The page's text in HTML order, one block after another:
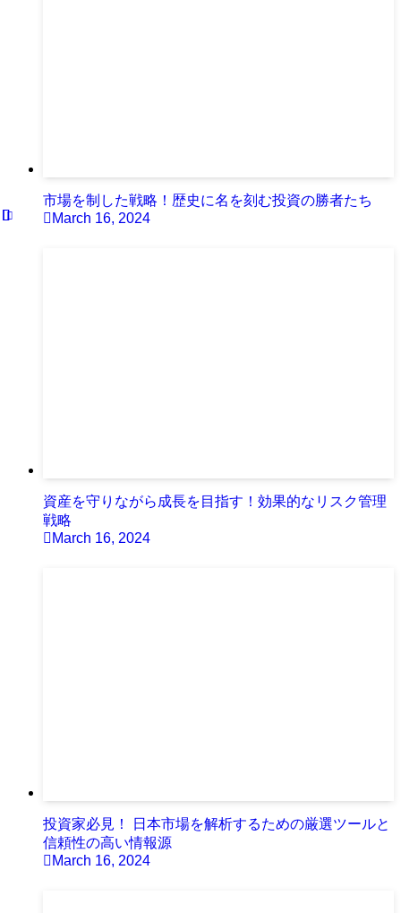
市場を制した戦略！歴史に名を刻む投資の勝者たち
March 16, 2024
資産を守りながら成長を目指す！効果的なリスク管理
戦略
March 16, 2024
投資家必見！ 日本市場を解析するための厳選ツールと
信頼性の高い情報源
March 16, 2024